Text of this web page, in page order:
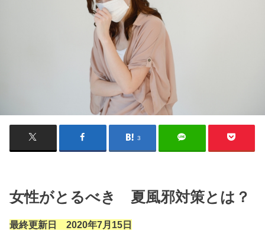
3
女性がとるべき 夏風邪対策とは？
最終更新日 2020年7月15日